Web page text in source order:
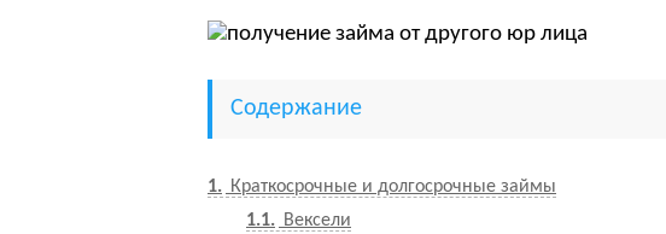
Содержание
1
Краткосрочные и долгосрочные займы
1.1
Вексели